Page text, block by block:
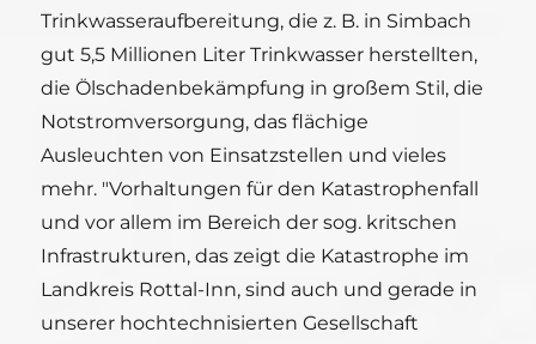
Trinkwasseraufbereitung, die z. B. in Simbach
gut 5,5 Millionen Liter Trinkwasser herstellten,
die Ölschadenbekämpfung in großem Stil, die
Notstromversorgung, das flächige
Ausleuchten von Einsatzstellen und vieles
mehr. "Vorhaltungen für den Katastrophenfall
und vor allem im Bereich der sog. kritschen
Infrastrukturen, das zeigt die Katastrophe im
Landkreis Rottal-Inn, sind auch und gerade in
unserer hochtechnisierten Gesellschaft